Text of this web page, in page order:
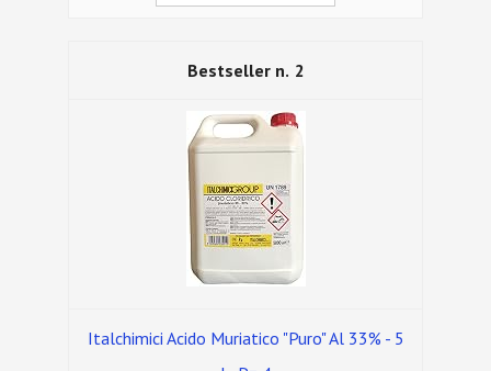
2
Italchimici Acido Muriatico "Puro" Al 33% - 5